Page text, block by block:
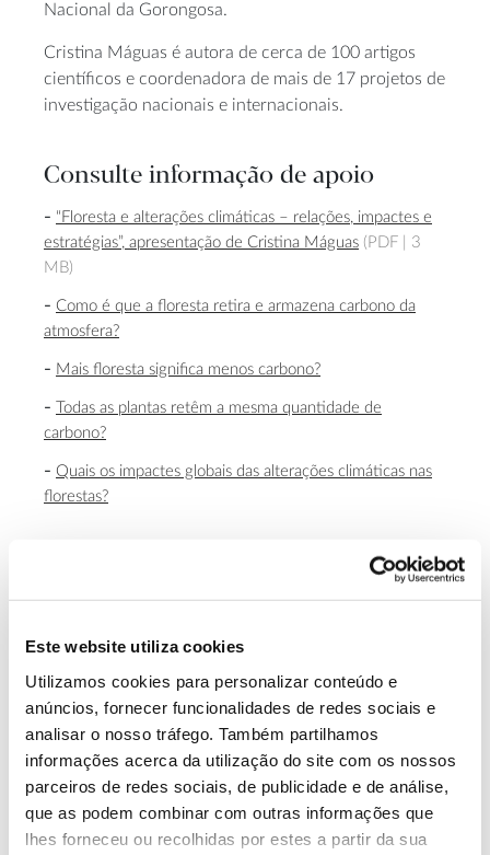
Este website utiliza cookies
Utilizamos cookies para personalizar conteúdo e
anúncios, fornecer funcionalidades de redes sociais e
analisar o nosso tráfego. Também partilhamos
informações acerca da utilização do site com os nossos
parceiros de redes sociais, de publicidade e de análise,
que as podem combinar com outras informações que
lhes forneceu ou recolhidas por estes a partir da sua
Nacional da Gorongosa.
Cristina Máguas é autora de cerca de 100 artigos
científicos e coordenadora de mais de 17 projetos de
investigação nacionais e internacionais.
Consulte informação de apoio
“Floresta e alterações climáticas – relações, impactes e
estratégias”, apresentação de Cristina Máguas (PDF | 3
MB)
Como é que a floresta retira e armazena carbono da
atmosfera?
Mais floresta significa menos carbono?
Todas as plantas retêm a mesma quantidade de
carbono?
Quais os impactes globais das alterações climáticas nas
florestas?
Leia também